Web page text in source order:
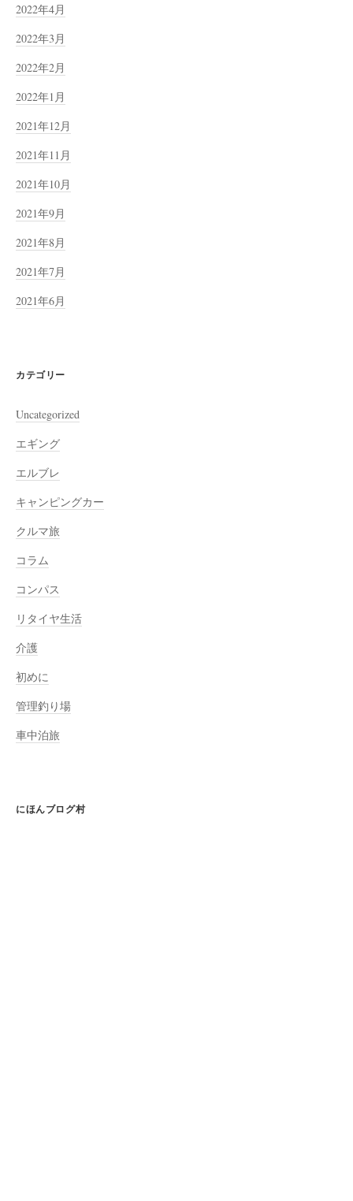
2022年4月
2022年3月
2022年2月
2022年1月
2021年12月
2021年11月
2021年10月
2021年9月
2021年8月
2021年7月
2021年6月
カテゴリー
Uncategorized
エギング
エルブレ
キャンピングカー
クルマ旅
コラム
コンパス
リタイヤ生活
介護
初めに
管理釣り場
車中泊旅
にほんブログ村